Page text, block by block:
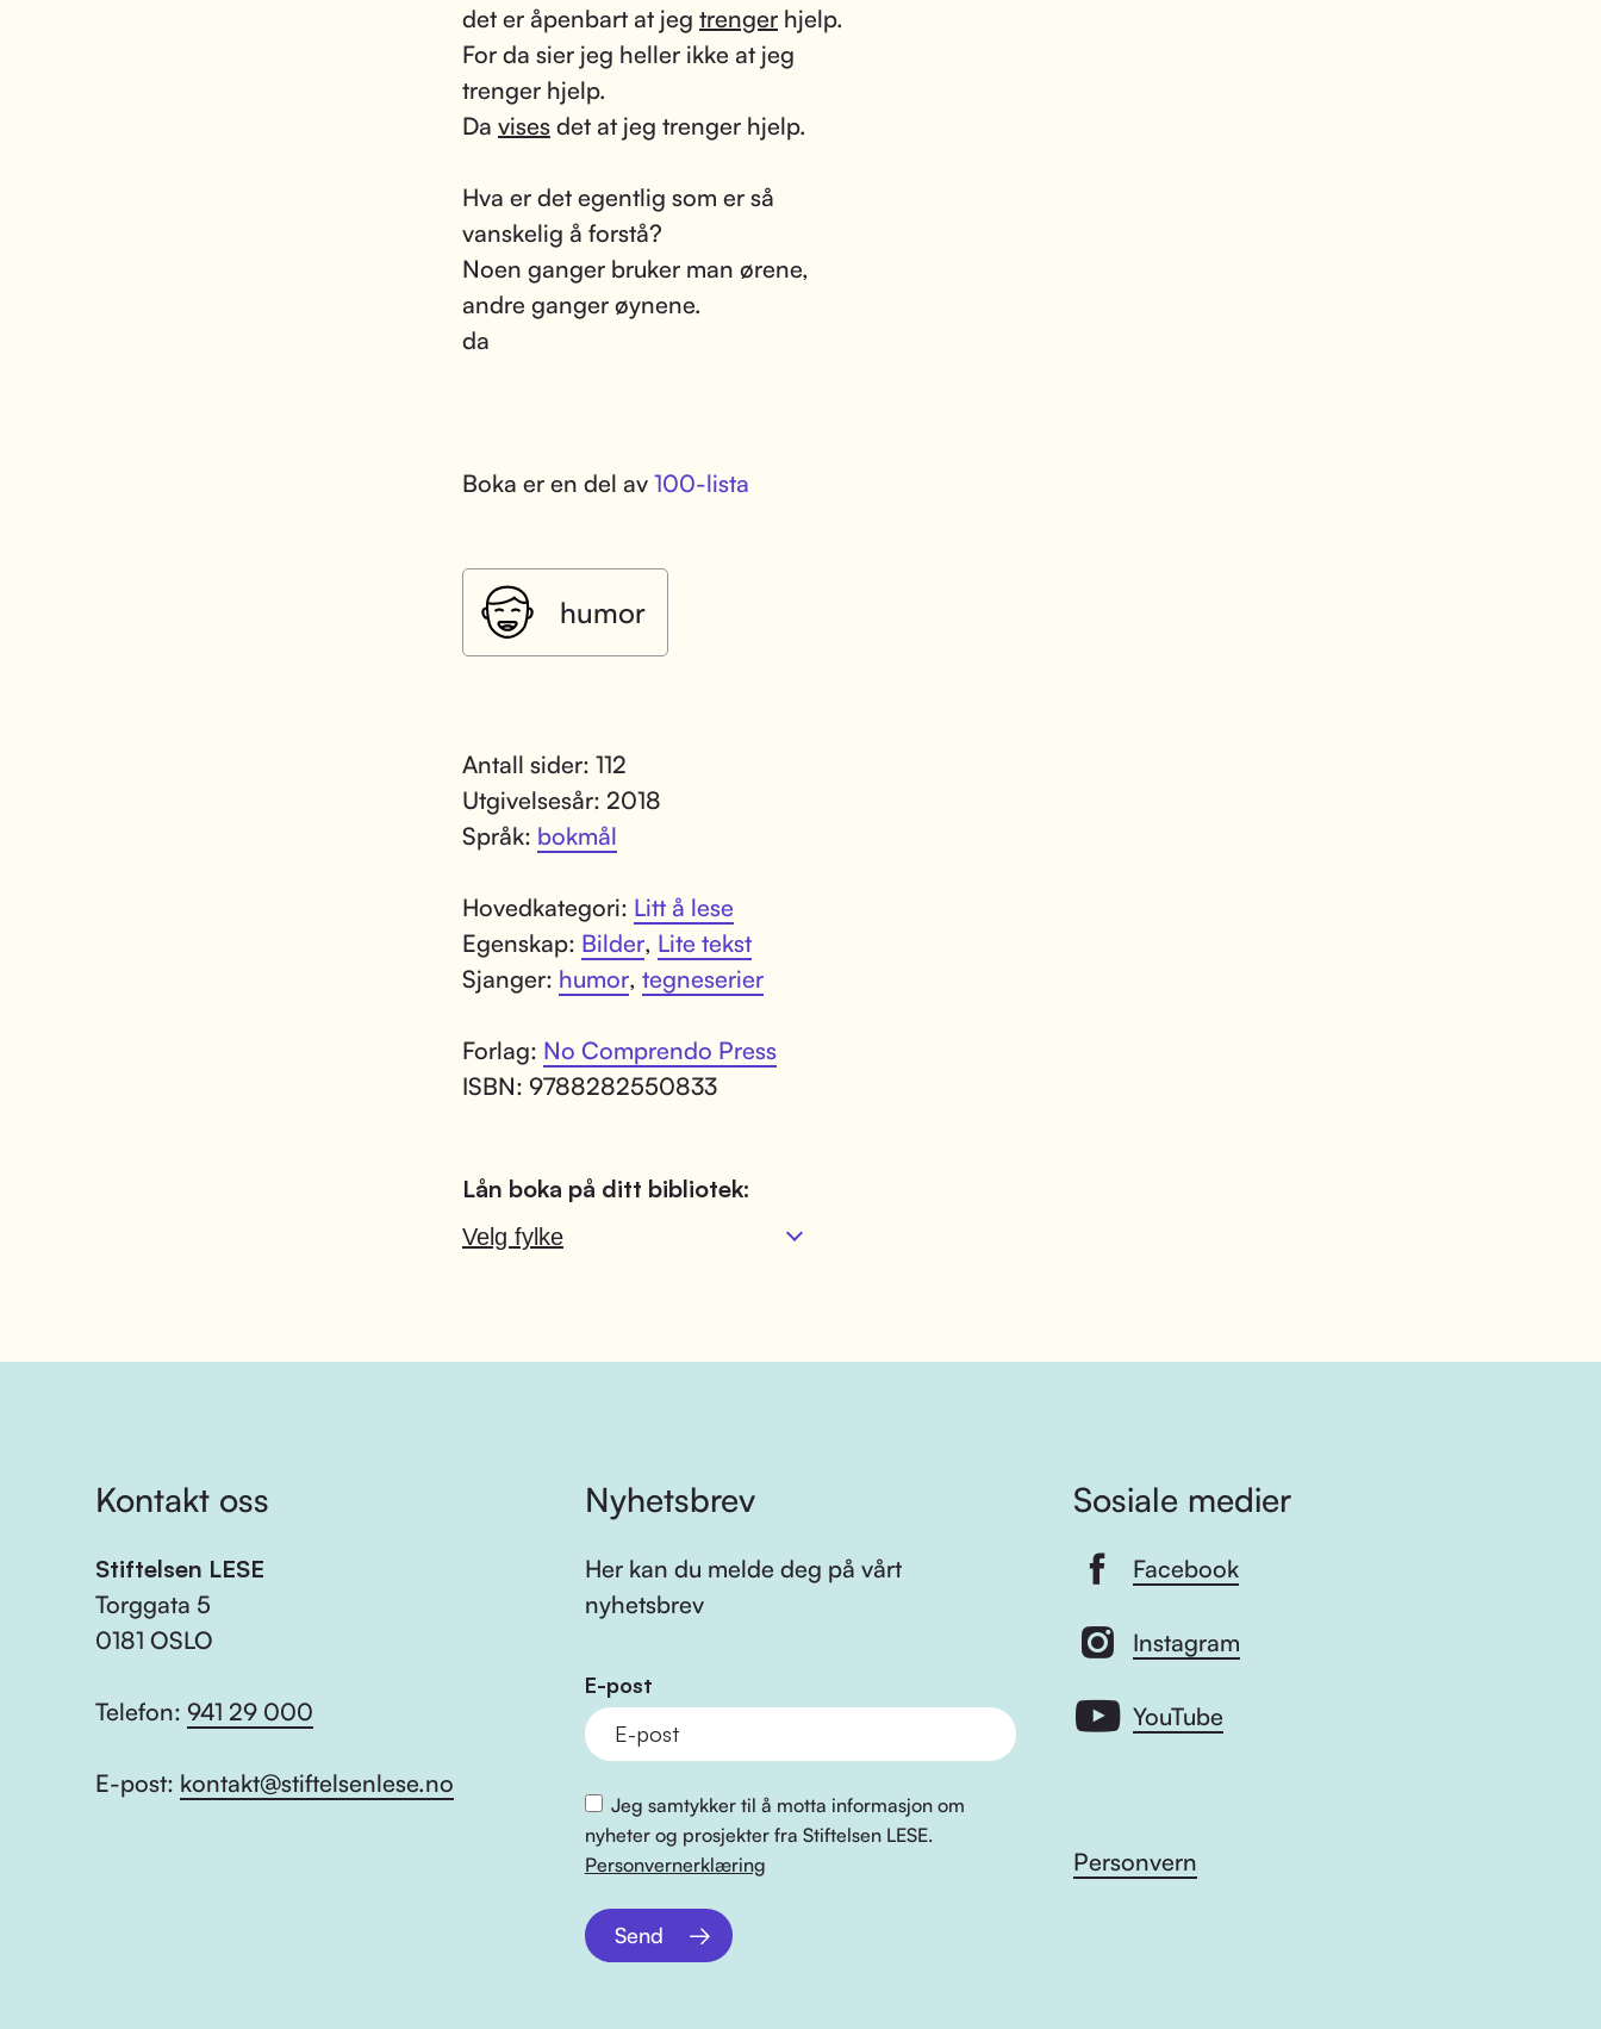
det er åpenbart at jeg trenger hjelp.
For da sier jeg heller ikke at jeg
trenger hjelp.
Da vises det at jeg trenger hjelp.
Hva er det egentlig som er så
vanskelig å forstå?
Noen ganger bruker man ørene,
andre ganger øynene.
da
Boka er en del av 100-lista
humor
Antall sider: 112
Utgivelsesår: 2018
Språk: bokmål
Hovedkategori: Litt å lese
Egenskap: Bilder, Lite tekst
Sjanger: humor, tegneserier
Forlag: No Comprendo Press
ISBN: 9788282550833
Lån boka på ditt bibliotek:
Velg fylke
Kontakt oss
Stiftelsen LESE
Torggata 5
0181 OSLO
Telefon: 941 29 000
E-post: kontakt@stiftelsenlese.no
Nyhetsbrev
Her kan du melde deg på vårt
nyhetsbrev
E-post
Jeg samtykker til å motta informasjon om
nyheter og prosjekter fra Stiftelsen LESE.
Personvernerklæring
Send
Sosiale medier
Facebook
Instagram
YouTube
Personvern